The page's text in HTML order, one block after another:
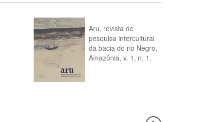
Aru, revista de
pesquisa intercultural
da bacia do rio Negro,
Amazônia, v. 1, n. 1.